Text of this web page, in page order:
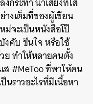
งเต็มที่ของผู้เขียน
ม่จะเป็นหนังสือโป๊
งคับ ขืนใจ หรือใช้
ย ทำให้หลายคนตั้ง
ส #MeToo ที่พาให้คน
นราวอะไรที่มีเนื้อหา